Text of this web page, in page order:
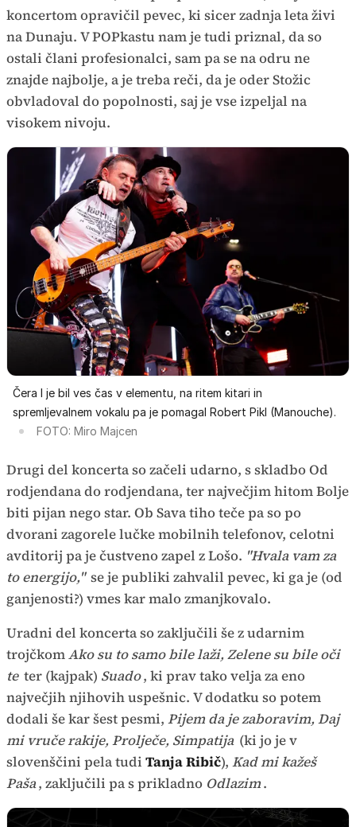
koncertom opravičil pevec, ki sicer zadnja leta živi
na Dunaju. V POPkastu nam je tudi priznal, da so
ostali člani profesionalci, sam pa se na odru ne
znajde najbolje, a je treba reči, da je oder Stožic
obvladoval do popolnosti, saj je vse izpeljal na
visokem nivoju.
Čera I je bil ves čas v elementu, na ritem kitari in
spremljevalnem vokalu pa je pomagal Robert Pikl (Manouche).
FOTO: Miro Majcen
Drugi del koncerta so začeli udarno, s skladbo Od
rodjendana do rodjendana, ter največjim hitom Bolje
biti pijan nego star. Ob Sava tiho teče pa so po
dvorani zagorele lučke mobilnih telefonov, celotni
avditorij pa je čustveno zapel z Lošo. "Hvala vam za
to energijo," se je publiki zahvalil pevec, ki ga je (od
ganjenosti?) vmes kar malo zmanjkovalo.
Uradni del koncerta so zaključili še z udarnim
trojčkomAko su to samo bile laži, Zelene su bile oči
te ter (kajpak) Suado, ki prav tako velja za eno
največjih njihovih uspešnic. V dodatku so potem
dodali še kar šest pesmi, Pijem da je zaboravim, Daj
mi vruče rakije, Prolječe, Simpatija (ki jo je v
slovenščini pela tudi Tanja Ribič), Kad mi kažeš
Paša, zaključili pa s prikladno Odlazim.